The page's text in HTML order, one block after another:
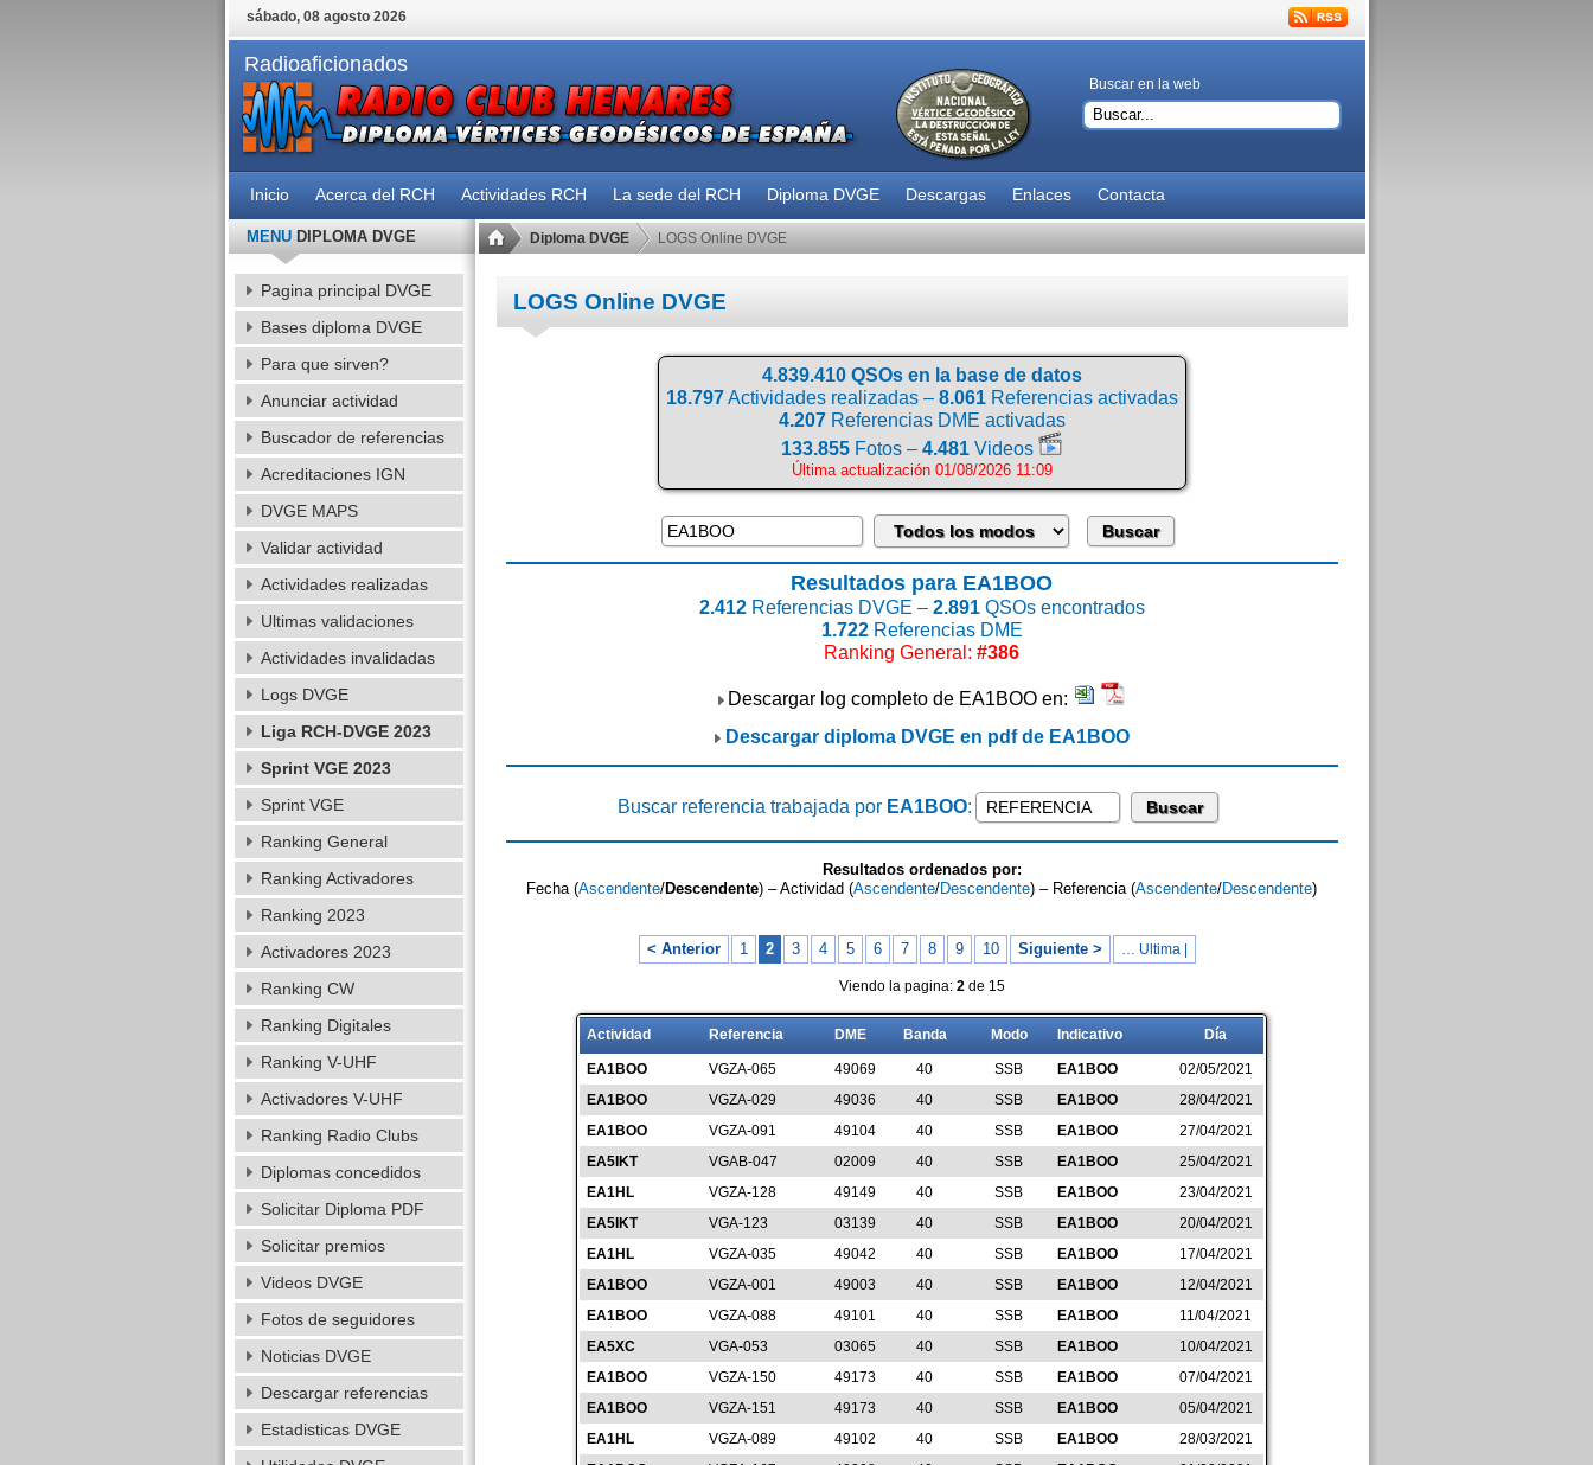
sábado, 08 agosto 2026
Radioaficionados
Buscar en la web
Inicio Acerca del RCH Actividades RCH La sede del RCH Diploma DVGE Descargas Enlaces Contacta
Diploma DVGE LOGS Online DVGE
LOGS Online DVGE
4.839.410 QSOs en la base de datos
18.797Actividades realizadas – 8.061Referencias activadas
4.207Referencias DME activadas
133.855 Fotos – 4.481 Videos
Última actualización 01/08/2026 11:09
Resultados para EA1BOO
2.412Referencias DVGE – 2.891QSOs encontrados
1.722Referencias DME
Ranking General: #386
Descargar log completo de EA1BOO en:
Descargar diploma DVGE en pdf de EA1BOO
Buscar referencia trabajada por EA1BOO:
Resultados ordenados por:
Fecha (Ascendente/Descendente) – Actividad (Ascendente/Descendente) – Referencia (Ascendente/Descendente)
< Anterior 1 2 3 4 5 6 7 8 9 10 Siguiente > … Ultima |
Viendo la pagina: 2de 15
Actividad Referencia DME Banda Modo Indicativo Día
EA1BOO VGZA-065 49069 40 SSB EA1BOO
02/05/2021
EA1BOO
VGZA-029 49036 40 SSB EA1BOO
28/04/2021
EA1BOO
VGZA-091 49104 40 SSB EA1BOO
27/04/2021
EA5IKT
VGAB-047 02009 40 SSB EA1BOO
25/04/2021
EA1HL
VGZA-128 49149 40 SSB EA1BOO
23/04/2021
EA5IKT
VGA-123 03139 40 SSB EA1BOO
20/04/2021
EA1HL
VGZA-035 49042 40 SSB EA1BOO
17/04/2021
EA1BOO
VGZA-001 49003 40 SSB EA1BOO
12/04/2021
EA1BOO
VGZA-088 49101 40 SSB EA1BOO
11/04/2021
EA5XC
VGA-053 03065 40 SSB EA1BOO
10/04/2021
EA1BOO
VGZA-150 49173 40 SSB EA1BOO
07/04/2021
EA1BOO
VGZA-151 49173 40 SSB EA1BOO
05/04/2021
EA1HL
VGZA-089 49102 40 SSB EA1BOO
28/03/2021
MENUDIPLOMA DVGE
Pagina principal DVGE
Bases diploma DVGE
Para que sirven?
Anunciar actividad
Buscador de referencias
Acreditaciones IGN
DVGE MAPS
Validar actividad
Actividades realizadas
Ultimas validaciones
Actividades invalidadas
Logs DVGE
Liga RCH-DVGE 2023
Sprint VGE 2023
Sprint VGE
Ranking General
Ranking Activadores
Ranking 2023
Activadores 2023
Ranking CW
Ranking Digitales
Ranking V-UHF
Activadores V-UHF
Ranking Radio Clubs
Diplomas concedidos
Solicitar Diploma PDF
Solicitar premios
Videos DVGE
Fotos de seguidores
Noticias DVGE
Descargar referencias
Estadisticas DVGE